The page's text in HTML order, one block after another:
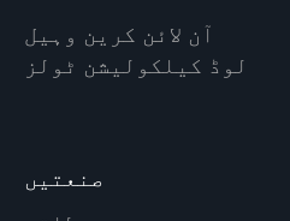
آن لائن کرین وہیل
لوڈ کیلکولیشن ٹولز
صنعتیں